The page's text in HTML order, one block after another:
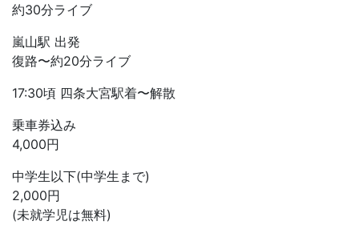
約30分ライブ
嵐山駅 出発
復路〜約20分ライブ
17:30頃 四条大宮駅着〜解散
乗車券込み
4,000円
中学生以下(中学生まで)
2,000円
(未就学児は無料)